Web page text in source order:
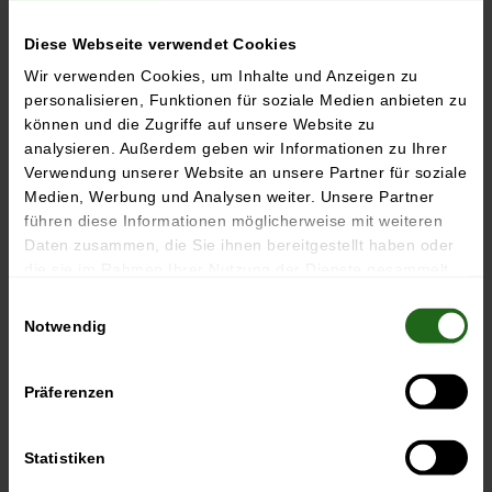
Diese Webseite verwendet Cookies
Wir verwenden Cookies, um Inhalte und Anzeigen zu
personalisieren, Funktionen für soziale Medien anbieten zu
können und die Zugriffe auf unsere Website zu
analysieren. Außerdem geben wir Informationen zu Ihrer
Verwendung unserer Website an unsere Partner für soziale
Medien, Werbung und Analysen weiter. Unsere Partner
führen diese Informationen möglicherweise mit weiteren
Daten zusammen, die Sie ihnen bereitgestellt haben oder
Notwendig
Präferenzen
Statistiken
Am Sonntag, den 9. August um 13.30 Uhr lädt das Museum alle
Interessierten ohne Voranmeldung zu einer unterhaltsamen und
Automobilbaugeschichte ein.